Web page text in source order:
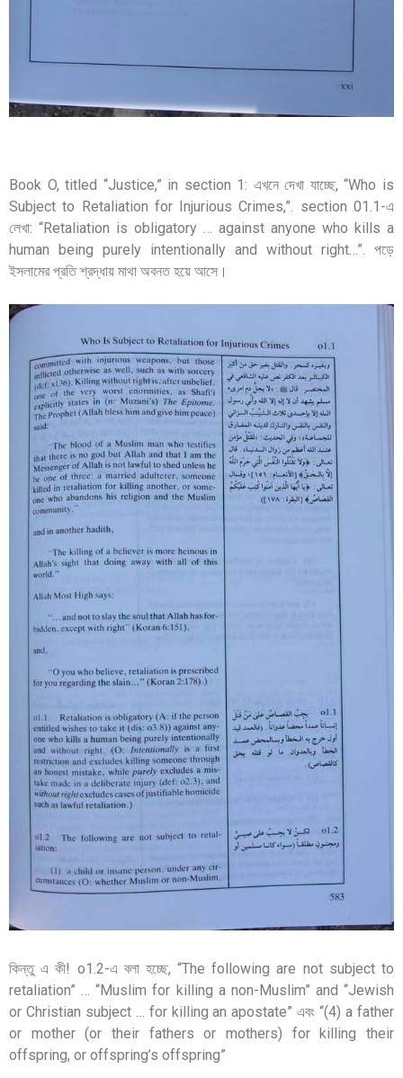
Book O, titled “Justice,” in section 1: এখনে দেখা যাচ্ছে, “Who is
Subject to Retaliation for Injurious Crimes,”. section 01.1-এ
লেখা: “Retaliation is obligatory … against anyone who kills a
human being purely intentionally and without right…”. পড়ে
ইসলামের প্রতি শ্রদ্ধায় মাথা অবনত হয়ে আসে।
কিন্তু এ কী! o1.2-এ বলা হচ্ছে, “The following are not subject to
retaliation” … “Muslim for killing a non-Muslim” and “Jewish
or Christian subject … for killing an apostate” এবং “(4) a father
or mother (or their fathers or mothers) for killing their
offspring, or offspring’s offspring”